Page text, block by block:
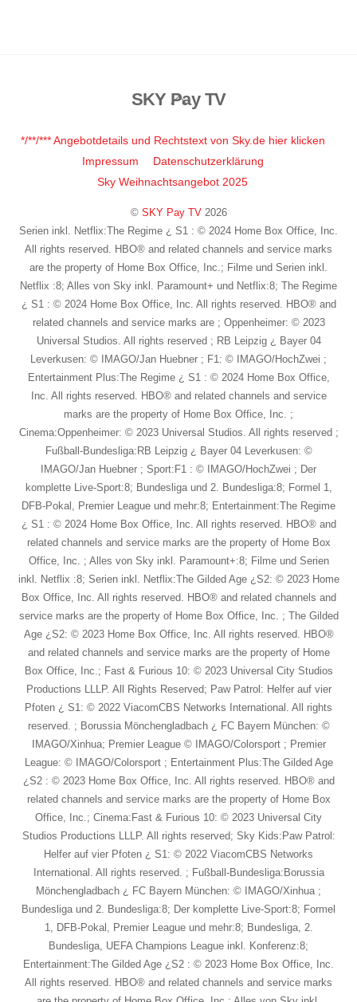
Back
Top
SKY Pay TV
*/**/*** Angebotdetails und Rechtstext von Sky.de hier klicken
Impressum
Datenschutzerklärung
Sky Weihnachtsangebot 2025
© SKY Pay TV2026
Serien inkl. Netflix:The Regime ¿ S1 : © 2024 Home Box Office, Inc.
All rights reserved. HBO® and related channels and service marks
are the property of Home Box Office, Inc.; Filme und Serien inkl.
Netflix :8; Alles von Sky inkl. Paramount+ und Netflix:8; The Regime
¿ S1 : © 2024 Home Box Office, Inc. All rights reserved. HBO® and
related channels and service marks are ; Oppenheimer: © 2023
Universal Studios. All rights reserved ; RB Leipzig ¿ Bayer 04
Leverkusen: © IMAGO/Jan Huebner ; F1: © IMAGO/HochZwei ;
Entertainment Plus:The Regime ¿ S1 : © 2024 Home Box Office,
Inc. All rights reserved. HBO® and related channels and service
marks are the property of Home Box Office, Inc. ;
Cinema:Oppenheimer: © 2023 Universal Studios. All rights reserved ;
Fußball-Bundesliga:RB Leipzig ¿ Bayer 04 Leverkusen: ©
IMAGO/Jan Huebner ; Sport:F1 : © IMAGO/HochZwei ; Der
komplette Live-Sport:8; Bundesliga und 2. Bundesliga:8; Formel 1,
DFB-Pokal, Premier League und mehr:8; Entertainment:The Regime
¿ S1 : © 2024 Home Box Office, Inc. All rights reserved. HBO® and
related channels and service marks are the property of Home Box
Office, Inc. ; Alles von Sky inkl. Paramount+:8; Filme und Serien
inkl. Netflix :8; Serien inkl. Netflix:The Gilded Age ¿S2: © 2023 Home
Box Office, Inc. All rights reserved. HBO® and related channels and
service marks are the property of Home Box Office, Inc. ; The Gilded
Age ¿S2: © 2023 Home Box Office, Inc. All rights reserved. HBO®
and related channels and service marks are the property of Home
Box Office, Inc.; Fast & Furious 10: © 2023 Universal City Studios
Productions LLLP. All Rights Reserved; Paw Patrol: Helfer auf vier
Pfoten ¿ S1: © 2022 ViacomCBS Networks International. All rights
reserved. ; Borussia Mönchengladbach ¿ FC Bayern München: ©
IMAGO/Xinhua; Premier League © IMAGO/Colorsport ; Premier
League: © IMAGO/Colorsport ; Entertainment Plus:The Gilded Age
¿S2 : © 2023 Home Box Office, Inc. All rights reserved. HBO® and
related channels and service marks are the property of Home Box
Office, Inc.; Cinema:Fast & Furious 10: © 2023 Universal City
Studios Productions LLLP. All rights reserved; Sky Kids:Paw Patrol:
Helfer auf vier Pfoten ¿ S1: © 2022 ViacomCBS Networks
International. All rights reserved. ; Fußball-Bundesliga:Borussia
Mönchengladbach ¿ FC Bayern München: © IMAGO/Xinhua ;
Bundesliga und 2. Bundesliga:8; Der komplette Live-Sport:8; Formel
1, DFB-Pokal, Premier League und mehr:8; Bundesliga, 2.
Bundesliga, UEFA Champions League inkl. Konferenz:8;
Entertainment:The Gilded Age ¿S2 : © 2023 Home Box Office, Inc.
All rights reserved. HBO® and related channels and service marks